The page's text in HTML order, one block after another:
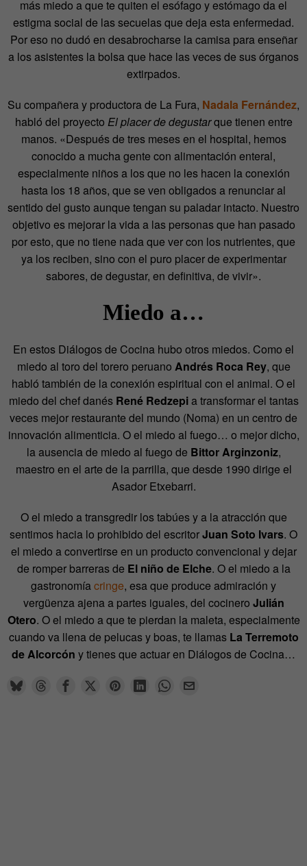
más miedo a que te quiten el esófago y estómago da el
estigma social de las secuelas que deja esta enfermedad.
Por eso no dudó en desabrocharse la camisa para enseñar
a los asistentes la bolsa que hace las veces de sus órganos
extirpados.
Su compañera y productora de La Fura, Nadala Fernández,
habló del proyecto El placer de degustarque tienen entre
manos. «Después de tres meses en el hospital, hemos
conocido a mucha gente con alimentación enteral,
especialmente niños a los que no les hacen la conexión
hasta los 18 años, que se ven obligados a renunciar al
sentido del gusto aunque tengan su paladar intacto. Nuestro
objetivo es mejorar la vida a las personas que han pasado
por esto, que no tiene nada que ver con los nutrientes, que
ya los reciben, sino con el puro placer de experimentar
sabores, de degustar, en definitiva, de vivir».
Miedo a…
En estos Diálogos de Cocina hubo otros miedos. Como el
miedo al toro del torero peruano Andrés Roca Rey, que
habló también de la conexión espiritual con el animal. O el
miedo del chef danés René Redzepia transformar el tantas
veces mejor restaurante del mundo (Noma) en un centro de
innovación alimenticia. O el miedo al fuego… o mejor dicho,
la ausencia de miedo al fuego de Bittor Arginzoniz,
maestro en el arte de la parrilla, que desde 1990 dirige el
Asador Etxebarri.
O el miedo a transgredir los tabúes y a la atracción que
sentimos hacia lo prohibido del escritorJuan Soto Ivars. O
el miedo a convertirse en un producto convencional y dejar
de romper barreras de El niño de Elche. O el miedo a la
gastronomíacringe, esa que produce admiración y
vergüenza ajena a partes iguales, del cocinero Julián
Otero. O el miedo a que te pierdan la maleta, especialmente
cuando va llena de pelucas y boas, te llamas La Terremoto
de Alcorcón y tienes que actuar en Diálogos de Cocina…